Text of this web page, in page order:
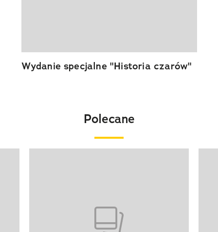
Wydanie specjalne "Historia czarów"
Polecane